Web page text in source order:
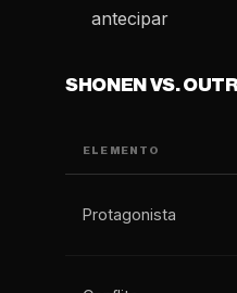
antecipar
SHONEN VS.
ELEMENTO
Protagonista